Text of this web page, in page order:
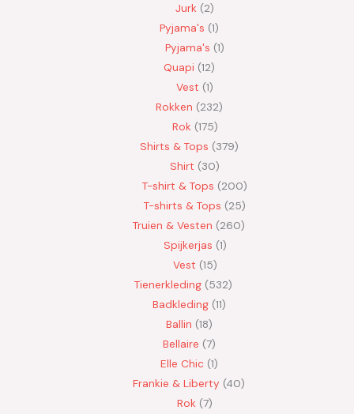
Jurk 2
Pyjama's 1
Pyjama's 1
Quapi 12
Vest 1
Rokken 232
Rok 175
Shirts & Tops 379
Shirt
30
T-shirt & Tops
200
T-shirts & Tops
25
Truien & Vesten
260
Spijkerjas 1
Vest 15
Tienerkleding 532
Badkleding 11
Ballin 18
Bellaire 7
Elle Chic 1
Frankie & Liberty 40
Rok 7